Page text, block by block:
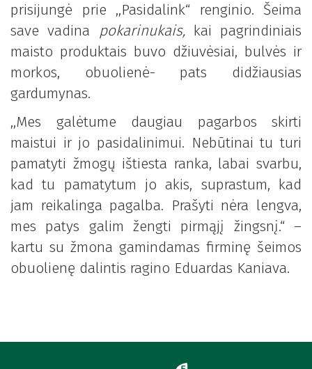
prisijungė prie ,,Pasidalink“ renginio. Šeima
save vadina pokarinukais, kai pagrindiniais
maisto produktais buvo džiuvėsiai, bulvės ir
morkos, obuolienė- pats didžiausias
gardumynas.
,,Mes galėtume daugiau pagarbos skirti
maistui ir jo pasidalinimui. Nebūtinai tu turi
pamatyti žmogų ištiesta ranka, labai svarbu,
kad tu pamatytum jo akis, suprastum, kad
jam reikalinga pagalba. Prašyti nėra lengva,
mes patys galim žengti pirmąjį žingsnį.“ –
kartu su žmona gamindamas firminę šeimos
obuolienę dalintis ragino Eduardas Kaniava.